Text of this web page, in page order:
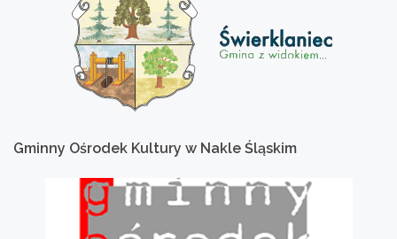
Gminny Ośrodek Kultury w Nakle Śląskim